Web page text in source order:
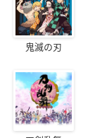
鬼滅の刃